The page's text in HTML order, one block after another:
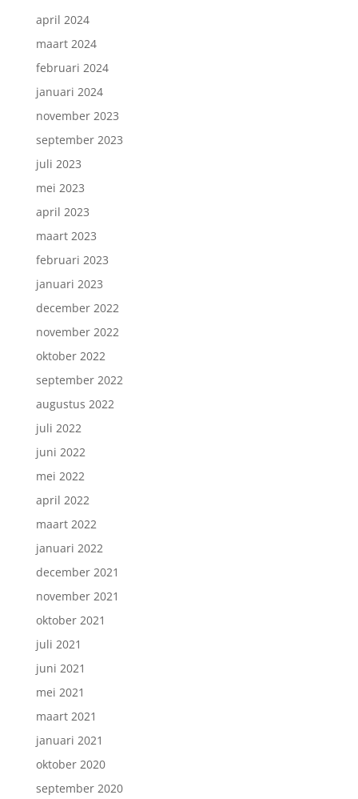
april 2024
maart 2024
februari 2024
januari 2024
november 2023
september 2023
juli 2023
mei 2023
april 2023
maart 2023
februari 2023
januari 2023
december 2022
november 2022
oktober 2022
september 2022
augustus 2022
juli 2022
juni 2022
mei 2022
april 2022
maart 2022
januari 2022
december 2021
november 2021
oktober 2021
juli 2021
juni 2021
mei 2021
maart 2021
januari 2021
oktober 2020
september 2020
Inschrijven nieuwsbrief.